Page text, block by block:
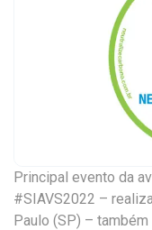
Principal evento da
#SIAVS2022 –
Paulo (SP) –